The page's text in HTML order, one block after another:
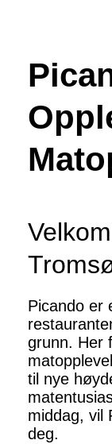
Picando er
grunn. Her
til nye
middag, vil
deg.